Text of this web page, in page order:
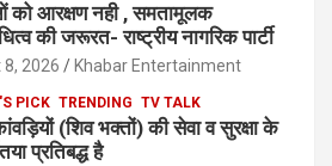
को आरक्षण नही , समतामूलक
की जरूरत- राष्ट्रीय नागरिक पार्टी
2026 Khabar Entertainment
PICK TRENDING TV TALK
(शिव भक्तों) की सेवा व सुरक्षा के
प्रतिबद्ध है